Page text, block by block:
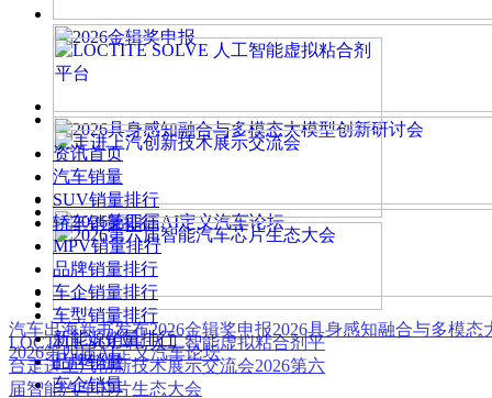
汽车出海新书发布2026金辑奖申报2026具身感知融合与多模态
2026第四届AI定义汽车论坛
LOCTITE SOLVE 人工智能虚拟粘合剂平
台走进上汽创新技术展示交流会2026第六
届智能汽车芯片生态大会
资讯首页
汽车销量
SUV销量排行
轿车销量排行
MPV销量排行
品牌销量排行
车企销量排行
车型销量排行
新能源销量排行
品牌销量
车企销量